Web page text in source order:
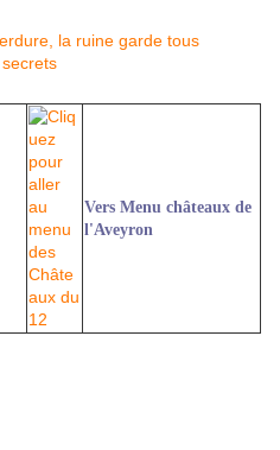
Vers Menu châteaux de
l'Aveyron